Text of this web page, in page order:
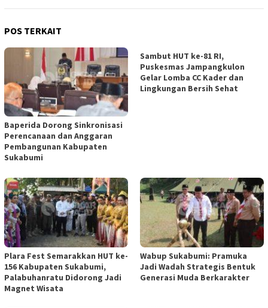
POS TERKAIT
Baperida Dorong Sinkronisasi
Perencanaan dan Anggaran
Pembangunan Kabupaten
Sukabumi
Sambut HUT ke-81 RI,
Puskesmas Jampangkulon
Gelar Lomba CC Kader dan
Lingkungan Bersih Sehat
Plara Fest Semarakkan HUT ke-
156 Kabupaten Sukabumi,
Palabuhanratu Didorong Jadi
Magnet Wisata
Wabup Sukabumi: Pramuka
Jadi Wadah Strategis Bentuk
Generasi Muda Berkarakter